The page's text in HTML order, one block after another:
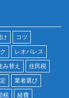
コツ
レオパレス
み替え
住民税
業者選び
税 経費